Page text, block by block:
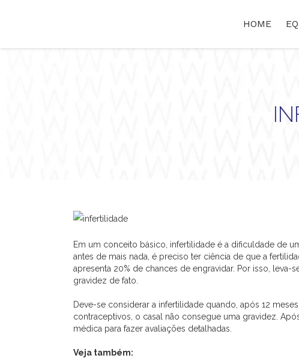
HOME
Em um conceito básico, infertilidade é a dificuldade de
antes de mais nada, é preciso ter ciência de que a
apresenta 20% de chances de engravidar. Por isso,
gravidez de fato.
Deve-se considerar a infertilidade quando, após 12
contraceptivos, o casal não consegue uma gravidez.
médica para fazer avaliações detalhadas.
Veja também: